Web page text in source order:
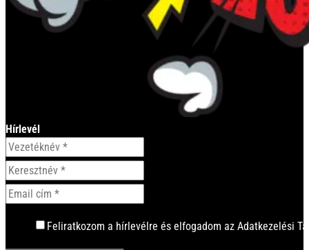
Hírlevél
Feliratkozom a hírlevélre és elfogadom az Adatkezelési